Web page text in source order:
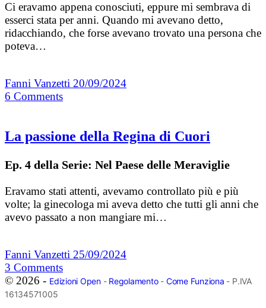
Ci eravamo appena conosciuti, eppure mi sembrava di
esserci stata per anni. Quando mi avevano detto,
ridacchiando, che forse avevano trovato una persona che
poteva…
Fanni Vanzetti 20/09/2024
6 Comments
La passione della Regina di Cuori
Ep. 4 della Serie: Nel Paese delle Meraviglie
Eravamo stati attenti, avevamo controllato più e più
volte; la ginecologa mi aveva detto che tutti gli anni che
avevo passato a non mangiare mi…
Fanni Vanzetti 25/09/2024
3 Comments
© 2026 - Edizioni Open- Regolamento- Come Funziona - P.IVA
16134571005